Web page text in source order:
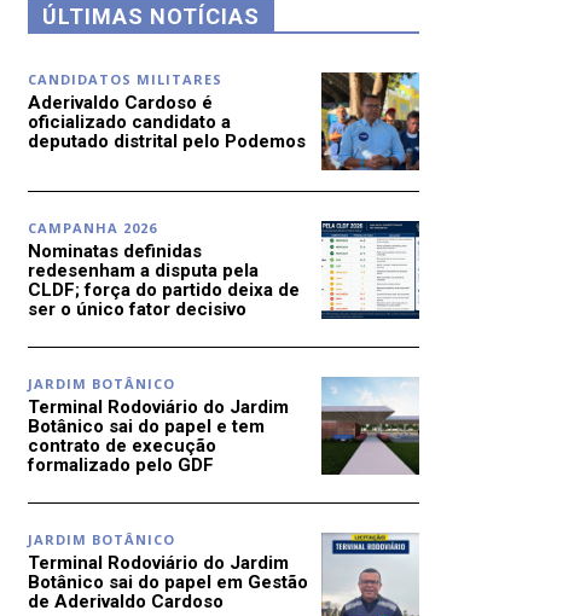
ÚLTIMAS NOTÍCIAS
CANDIDATOS MILITARES
Aderivaldo Cardoso é
oficializado candidato a
deputado distrital pelo Podemos
CAMPANHA 2026
Nominatas definidas
redesenham a disputa pela
CLDF; força do partido deixa de
ser o único fator decisivo
JARDIM BOTÂNICO
Terminal Rodoviário do Jardim
Botânico sai do papel e tem
contrato de execução
formalizado pelo GDF
JARDIM BOTÂNICO
Terminal Rodoviário do Jardim
Botânico sai do papel em Gestão
de Aderivaldo Cardoso